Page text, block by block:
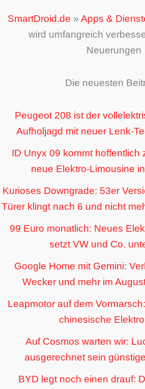
SmartDroid.de » Apps &
wird umfangreich
Neuerungen
Die neuesten
Peugeot 208 ist der
Aufholjagd mit neuer Lenk-
ID Unyx 09 kommt hoffentlich
neue Elektro-Limousine
Kurioses Downgrade: 53er
Türer klingt nach 6 und nicht
99 Euro monatlich: Neues
setzt VW und Co.
Google Home mit Gemini:
Wecker und mehr im
Leapmotor auf dem
chinesische
Auf Cosmos warten wir:
ausgerechnet sein
BYD legt noch einen drauf: